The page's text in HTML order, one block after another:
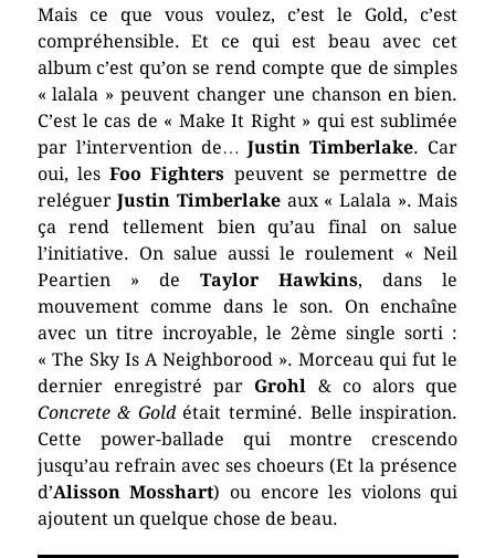
Mais ce que vous voulez, c’est le Gold, c’est
compréhensible. Et ce qui est beau avec cet
album c’est qu’on se rend compte que de simples
« lalala » peuvent changer une chanson en bien.
C’est le cas de « Make It Right » qui est sublimée
par l’intervention de…Justin Timberlake. Car
oui, lesFoo Fighters peuvent se permettre de
reléguerJustin Timberlakeaux « Lalala ». Mais
ça rend tellement bien qu’au final on salue
l’initiative. On salue aussi le roulement « Neil
Peartien » de Taylor Hawkins, dans le
mouvement comme dans le son. On enchaîne
avec un titre incroyable, le 2ème single sorti :
« The Sky Is A Neighborood ». Morceau qui fut le
dernier enregistré par Grohl & co alors que
Concrete & Goldétait terminé. Belle inspiration.
Cette power-ballade qui montre crescendo
jusqu’au refrain avec ses choeurs (Et la présence
d’Alisson Mosshart) ou encore les violons qui
ajoutent un quelque chose de beau.